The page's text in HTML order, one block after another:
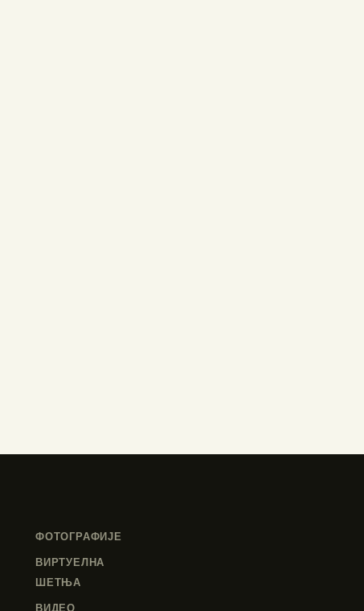
ФОТОГРАФИЈЕ
ВИРТУЕЛНА
ШЕТЊА
ВИДЕО